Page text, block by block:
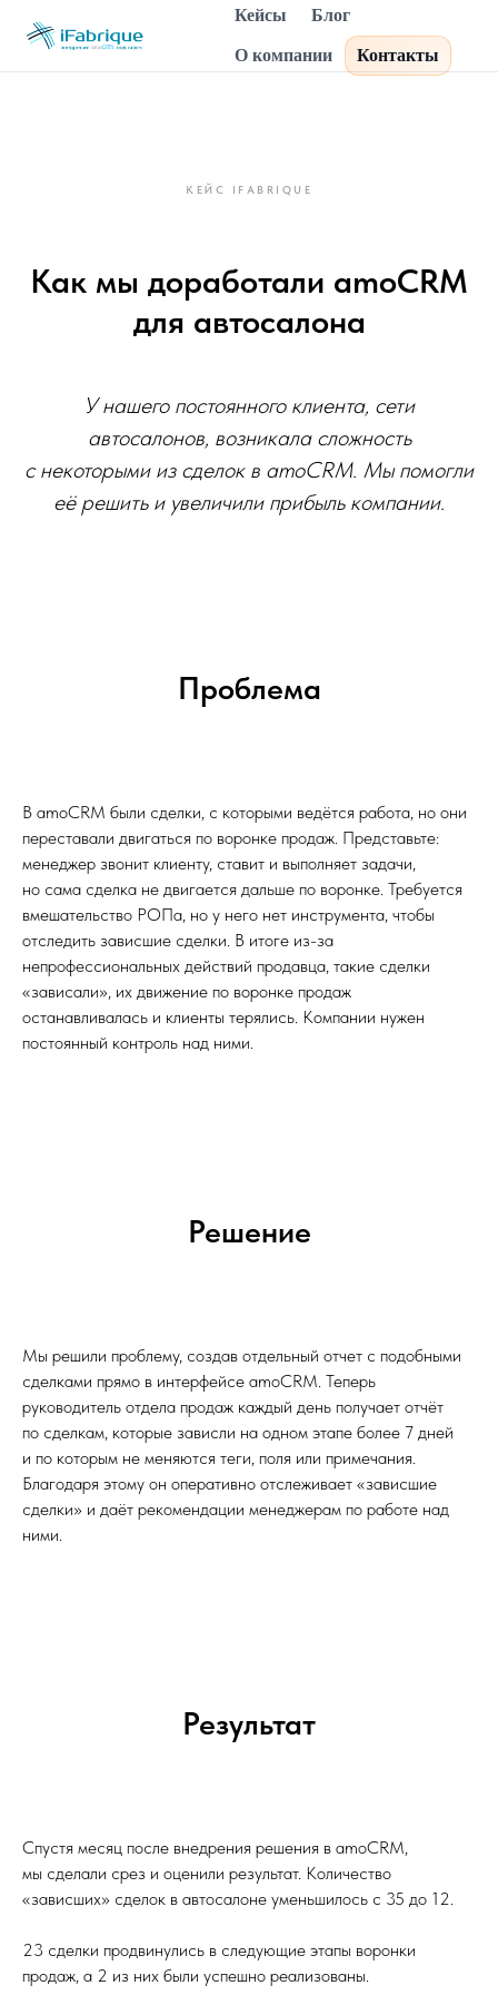
Кейсы Блог
О компании Контакты
КЕЙС IFABRIQUE
Как мы доработали amoCRM
для автосалона
У нашего постоянного клиента, сети
автосалонов, возникала сложность
с некоторыми из сделок в amoCRM. Мы помогли
её решить и увеличили прибыль компании.
Проблема
В amoCRM были сделки, с которыми ведётся работа, но они
переставали двигаться по воронке продаж. Представьте:
менеджер звонит клиенту, ставит и выполняет задачи,
но сама сделка не двигается дальше по воронке. Требуется
вмешательство РОПа, но у него нет инструмента, чтобы
отследить зависшие сделки. В итоге из-за
непрофессиональных действий продавца, такие сделки
«зависали», их движение по воронке продаж
останавливалась и клиенты терялись. Компании нужен
постоянный контроль над ними.
Решение
Мы решили проблему, создав отдельный отчет с подобными
сделками прямо в интерфейсе amoCRM. Теперь
руководитель отдела продаж каждый день получает отчёт
по сделкам, которые зависли на одном этапе более 7 дней
и по которым не меняются теги, поля или примечания.
Благодаря этому он оперативно отслеживает «зависшие
сделки» и даёт рекомендации менеджерам по работе над
ними.
Результат
Спустя месяц после внедрения решения в amoCRM,
мы сделали срез и оценили результат. Количество
«зависших» сделок в автосалоне уменьшилось с 35 до 12.
23 сделки продвинулись в следующие этапы воронки
продаж, а 2 из них были успешно реализованы.